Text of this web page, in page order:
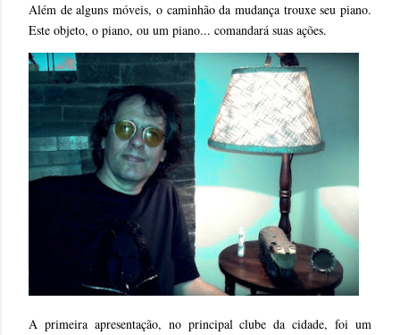
Além de alguns móveis, o caminhão da mudança trouxe seu piano.
Este objeto, o piano, ou um piano... comandará suas ações.
A primeira apresentação, no principal clube da cidade, foi um